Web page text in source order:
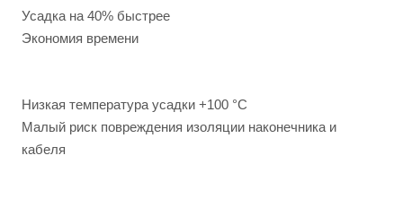
Усадка на 40% быстрее
Экономия времени
Низкая температура усадки +100 °C
Малый риск повреждения изоляции наконечника и
кабеля